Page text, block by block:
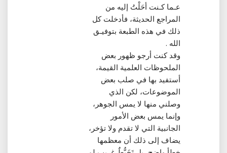
عـما كـنت أحَلْتُ إليه من
المراجع الحديثة، فأدخلت كل
ذلك في هذه الطبعة بتوفيـق
الله ‏.‏
وقد كنت أرجو ظهور بعض
الملحوظات العلمية القيمة،
أستفيد بها في صلب بعض
الموضوعات، لكن الذي
وصلني منها لا يمس الجوهر،
وإنما يمس بعض الأمور
الجانبية التي لا تقدم ولا تؤخر،
يضاف إلى ذلك أن معظمها